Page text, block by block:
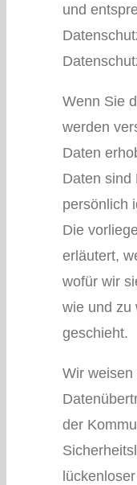
und
Wenn Sie
werden
Daten
Daten sind
persönlich
Die
erläutert,
wofür wir
wie und zu
geschieht.
Wir
der